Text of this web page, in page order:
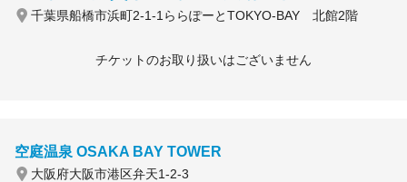
千葉県船橋市浜町2-1-1ららぽーとTOKYO-BAY 北館2階
チケットのお取り扱いはございません
空庭温泉 OSAKA BAY TOWER
大阪府大阪市港区弁天1-2-3